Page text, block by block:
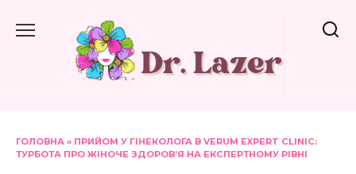
до
ГОЛОВНА » ПРИЙОМ У ГІНЕКОЛОГА В VERUM EXPERT CLINIC:
ТУРБОТА ПРО ЖІНОЧЕ ЗДОРОВ’Я НА ЕКСПЕРТНОМУ РІВНІ